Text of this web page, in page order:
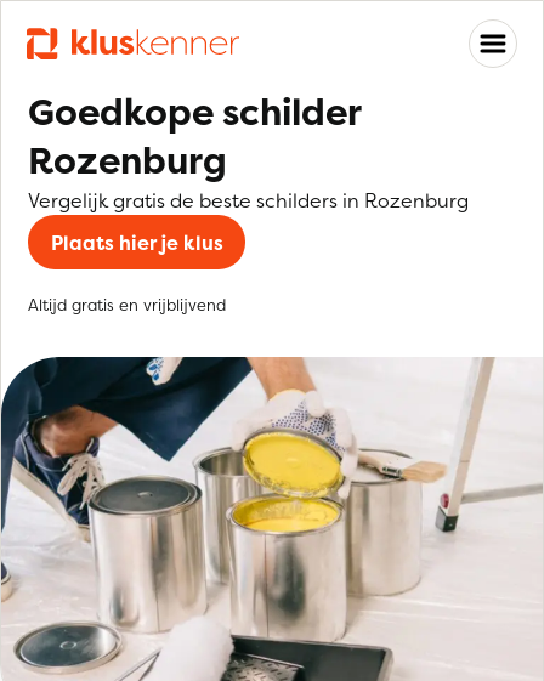
Goedkope schilder
Rozenburg
Vergelijk gratis de beste schilders in Rozenburg
Plaats hier je klus
Altijd gratis en vrijblijvend